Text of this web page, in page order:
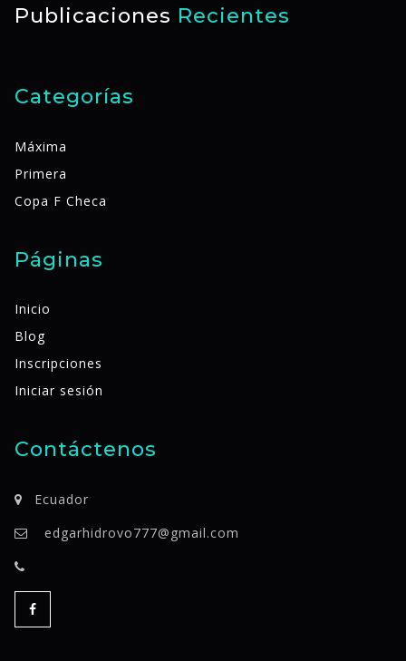
Publicaciones Recientes
Categorías
Máxima
Primera
Copa F Checa
Páginas
Inicio
Blog
Inscripciones
Iniciar sesión
Contáctenos
Ecuador
edgarhidrovo777@gmail.com